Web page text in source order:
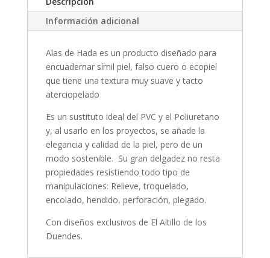
Información adicional
Alas de Hada es un producto diseñado para
encuadernar símil piel, falso cuero o ecopiel
que tiene una textura muy suave y tacto
aterciopelado
Es un sustituto ideal del PVC y el Poliuretano
y, al usarlo en los proyectos, se añade la
elegancia y calidad de la piel, pero de un
modo sostenible. Su gran delgadez no resta
propiedades resistiendo todo tipo de
manipulaciones: Relieve, troquelado,
encolado, hendido, perforación, plegado.
Con diseños exclusivos de El Altillo de los
Duendes.